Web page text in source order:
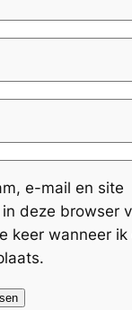
e-mail en site
deze browser
keer wanneer ik